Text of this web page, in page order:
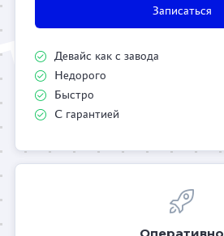
Записаться
Девайс как с завода
Недорого
Быстро
С гарантией